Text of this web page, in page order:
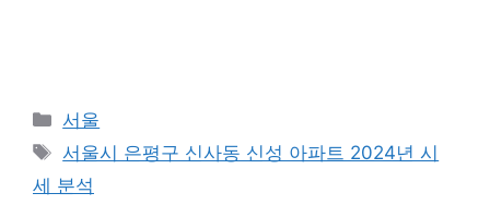
Categories
서울
Tags
서울시 은평구 신사동 신성 아파트 2024년 시
세 분석